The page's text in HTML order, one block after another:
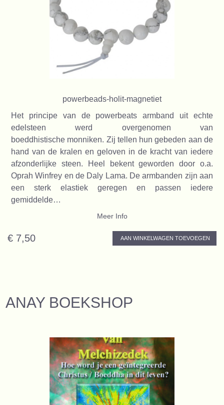
powerbeads-holit-magnetiet
Het principe van de powerbeats armband uit echte
edelsteen werd overgenomen van
boeddhistische monniken. Zij tellen hun gebeden aan de
hand van de kralen en geloven in de kracht van iedere
afzonderlijke steen. Heel bekent geworden door o.a.
Oprah Winfrey en de Daly Lama. De armbanden zijn aan
een sterk elastiek geregen en passen iedere
gemiddelde…
Meer Info
€ 7,50 AAN WINKELWAGEN TOEVOEGEN
ANAY BOEKSHOP